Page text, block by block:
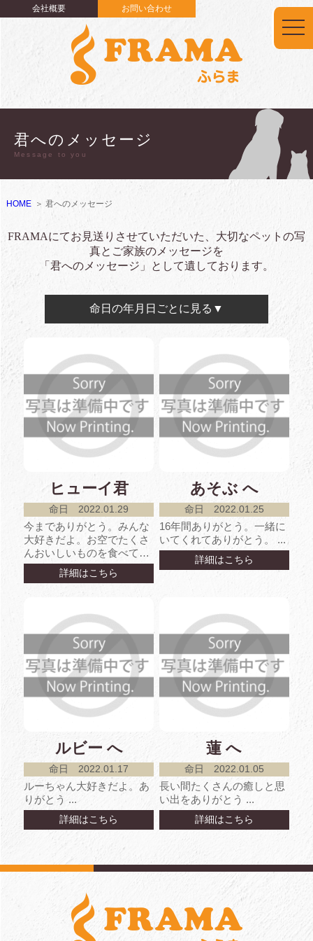
会社概要 お問い合わせ
君へのメッセージ
Message to you
HOME 君へのメッセージ
FRAMAにてお見送りさせていただいた、大切なペットの写
真とご家族のメッセージを
「君へのメッセージ」として遺しております。
命日の年月日ごとに見る▼
ヒューイ君
命日 2022.01.29
今までありがとう。みんな
大好きだよ。お空でたくさ
んおいしいものを食べて
ね。 ...
詳細はこちら
あそぶ へ
命日 2022.01.25
16年間ありがとう。一緒に
いてくれてありがとう。 ...
詳細はこちら
ルビー へ
命日 2022.01.17
ルーちゃん大好きだよ。あ
りがとう ...
詳細はこちら
蓮 へ
命日 2022.01.05
長い間たくさんの癒しと思
い出をありがとう ...
詳細はこちら